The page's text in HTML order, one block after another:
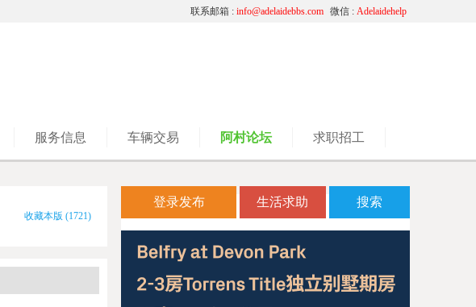
微信 : Adelaidehelp
联系邮箱 : info@adelaidebbs.com
服务信息 车辆交易 阿村论坛 求职招工
收藏本版 (1721)
登录发布 生活求助 搜索